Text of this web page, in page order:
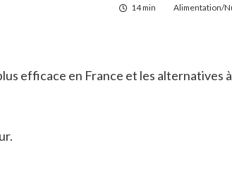
14 min Alimentation/
efficace en France et les alternatives à